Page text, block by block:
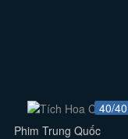
40/40
Phim Trung Quốc